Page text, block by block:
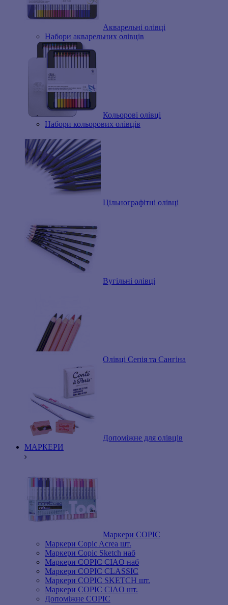
Акварельні олівці
Набори акварельних олівців
Кольорові олівці
Набори кольорових олівців
Цільнографітні олівці
Вугільні олівці
Олівці Сепія та Сангіна
Допоміжне для олівців
МАРКЕРИ
Маркери COPIC
Маркери Copic Acrea шт.
Маркери Copic Sketch наб
Маркери COPIC CIAO наб
Маркери COPIC CLASSIC
Маркери COPIC SKETCH шт.
Маркери COPIC CIAO шт.
Допоміжне COPIC